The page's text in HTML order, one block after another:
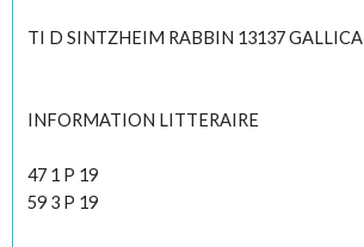
TI D SINTZHEIM RABBIN 13137 GALLICA
INFORMATION LITTERAIRE
47 1 P 19
59 3 P 19